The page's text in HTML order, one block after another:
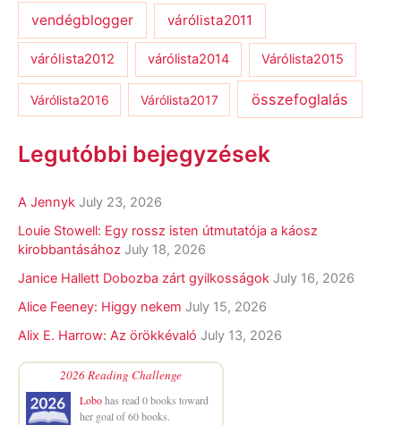
vendégblogger várólista2011
várólista2012 várólista2014 Várólista2015
Várólista2016 Várólista2017 összefoglalás
Legutóbbi bejegyzések
A Jennyk July 23, 2026
Louie Stowell: Egy ​rossz isten útmutatója a káosz
kirobbantásához July 18, 2026
Janice Hallett Dobozba zárt gyilkosságok July 16, 2026
Alice Feeney: Higgy nekem July 15, 2026
Alix E. Harrow: Az örökkévaló July 13, 2026
2026 Reading Challenge
Lobohas read 0 books toward
her goal of 60 books.